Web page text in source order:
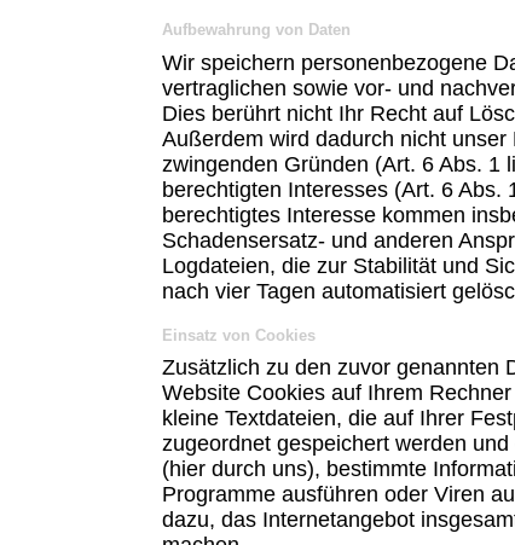
Aufbewahrung von Daten
Wir speichern personenbezogene
vertraglichen sowie vor- und
Dies berührt nicht Ihr Recht auf
Außerdem wird dadurch nicht
zwingenden Gründen (Art. 6 Abs. 1
berechtigten Interesses (Art. 6 Abs.
berechtigtes Interesse kommen
Schadensersatz- und anderen
Logdateien, die zur Stabilität und
nach vier Tagen automatisiert
Einsatz von Cookies
Zusätzlich zu den zuvor genannten
Website Cookies auf Ihrem
kleine Textdateien, die auf Ihrer
zugeordnet gespeichert werden
(hier durch uns), bestimmte
Programme ausführen oder Viren
dazu, das Internetangebot